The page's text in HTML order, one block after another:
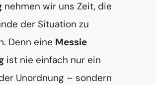
nehmen wir uns Zeit, die
der Situation zu
Denn eine Messie
ist nie einfach nur ein
Unordnung – sondern